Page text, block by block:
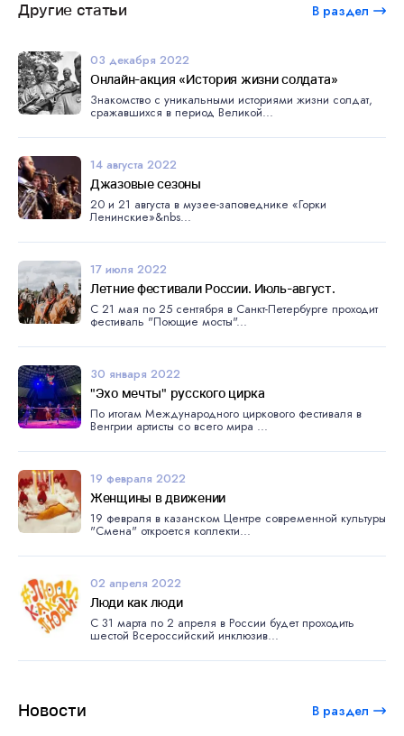
Новости В раздел
Другие статьи В раздел
03 декабря 2022
Онлайн-акция «История жизни солдата»
Знакомство с уникальными историями жизни солдат,
сражавшихся в период Великой...
14 августа 2022
Джазовые сезоны
20 и 21 августа в музее-заповеднике «Горки
Ленинские»&nbs...
17 июля 2022
Летние фестивали России. Июль-август.
С 21 мая по 25 сентября в Санкт-Петербурге проходит
фестиваль "Поющие мосты"...
30 января 2022
"Эхо мечты" русского цирка
По итогам Международного циркового фестиваля в
Венгрии артисты со всего мира ...
19 февраля 2022
Женщины в движении
19 февраля в казанском Центре современной культуры
"Смена" откроется коллекти...
02 апреля 2022
Люди как люди
С 31 марта по 2 апреля в России будет проходить
шестой Всероссийский инклюзив...